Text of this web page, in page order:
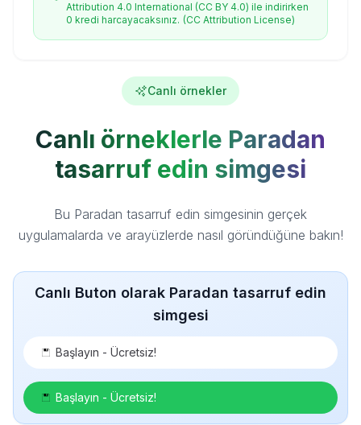
Attribution 4.0 International (CC BY 4.0) ile indirirken
0 kredi harcayacaksınız. (CC Attribution License)
Canlı örnekler
Canlı örneklerle Paradan
tasarruf edin simgesi
Bu Paradan tasarruf edin simgesinin gerçek
uygulamalarda ve arayüzlerde nasıl göründüğüne bakın!
Canlı Buton olarak Paradan tasarruf edin
simgesi
Başlayın - Ücretsiz!
Başlayın - Ücretsiz!